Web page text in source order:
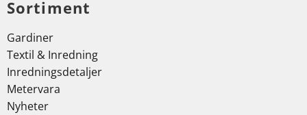
Sortiment
Gardiner
Textil & Inredning
Inredningsdetaljer
Metervara
Nyheter